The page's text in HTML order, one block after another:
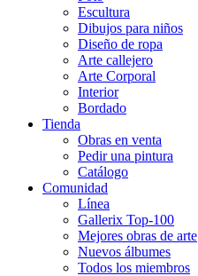
Escultura
Dibujos para niños
Diseño de ropa
Arte callejero
Arte Corporal
Interior
Bordado
Tienda
Obras en venta
Pedir una pintura
Catálogo
Comunidad
Línea
Gallerix Top-100
Mejores obras de arte
Nuevos álbumes
Todos los miembros